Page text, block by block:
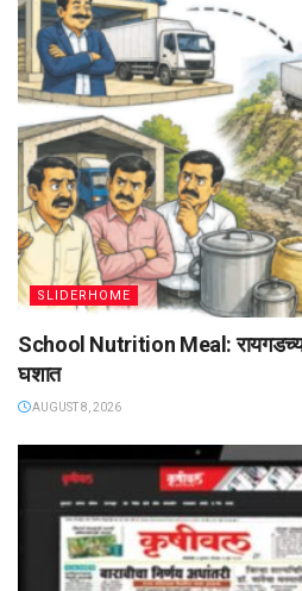
SLIDERHOME
School Nutrition Meal:
घशात
AUGUST 8, 2026